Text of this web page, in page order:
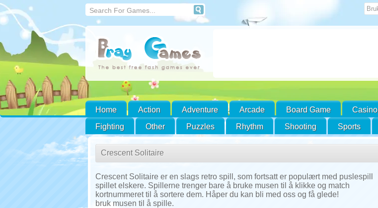
Home Action Adventure Arcade Board Game Casino
Fighting
Other Puzzles Rhythm Shooting Sports
Crescent Solitaire
Crescent Solitaire er en slags retro spill, som fortsatt er populært med puslespill
spillet elskere. Spillerne trenger bare å bruke musen til å klikke og match
kortnummeret til å sortere dem. Håper du kan bli med oss og få glede!
bruk musen til å spille.